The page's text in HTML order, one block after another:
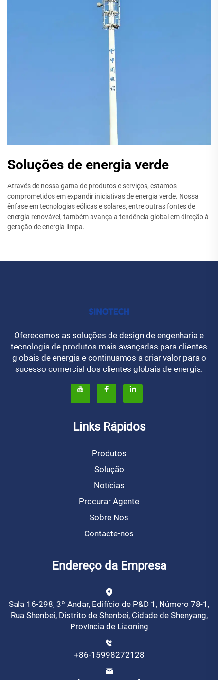
Soluções de energia verde
Através de nossa gama de produtos e serviços, estamos
comprometidos em expandir iniciativas de energia verde. Nossa
ênfase em tecnologias eólicas e solares, entre outras fontes de
energia renovável, também avança a tendência global em direção à
geração de energia limpa.
Oferecemos as soluções de design de engenharia e
tecnologia de produtos mais avançadas para clientes
globais de energia e continuamos a criar valor para o
sucesso comercial dos clientes globais de energia.
Links Rápidos
Produtos
Solução
Notícias
Procurar Agente
Sobre Nós
Contacte-nos
Endereço da Empresa
Sala 16-298, 3º Andar, Edifício de P&D 1, Número 78-1,
Rua Shenbei, Distrito de Shenbei, Cidade de Shenyang,
Província de Liaoning
+86-15998272128